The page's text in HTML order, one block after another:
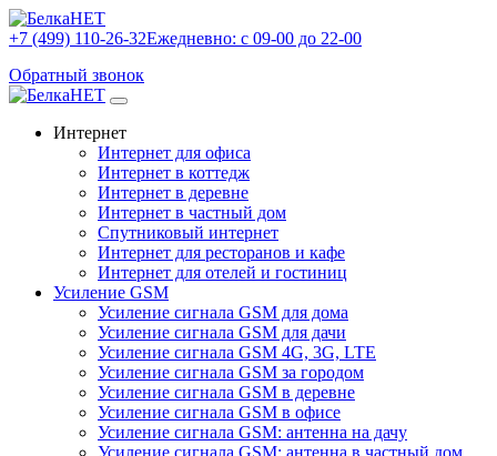
+7 (499) 110-26-32Ежедневно: с 09-00 до 22-00
Обратный звонок
Интернет
Интернет для офиса
Интернет в коттедж
Интернет в деревне
Интернет в частный дом
Спутниковый интернет
Интернет для ресторанов и кафе
Интернет для отелей и гостиниц
Усиление GSM
Усиление сигнала GSM для дома
Усиление сигнала GSM для дачи
Усиление сигнала GSM 4G, 3G, LTE
Усиление сигнала GSM за городом
Усиление сигнала GSM в деревне
Усиление сигнала GSM в офисе
Усиление сигнала GSM: антенна на дачу
Усиление сигнала GSM: антенна в частный дом